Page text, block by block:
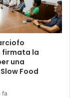
firmata la
una
Food
fa